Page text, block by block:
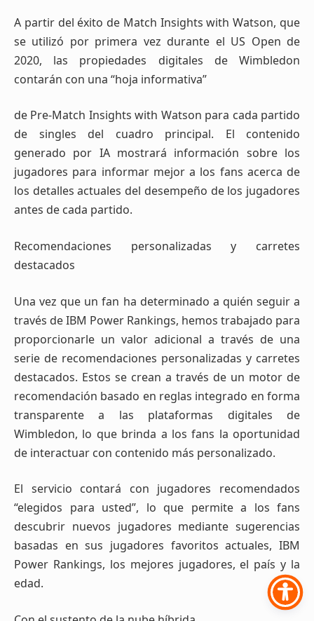
A partir del éxito de Match Insights with Watson, que
se utilizó por primera vez durante el US Open de
2020, las propiedades digitales de Wimbledon
contarán con una “hoja informativa”
de Pre-Match Insights with Watson para cada partido
de singles del cuadro principal. El contenido
generado por IA mostrará información sobre los
jugadores para informar mejor a los fans acerca de
los detalles actuales del desempeño de los jugadores
antes de cada partido.
Recomendaciones personalizadas y carretes
destacados
Una vez que un fan ha determinado a quién seguir a
través de IBM Power Rankings, hemos trabajado para
proporcionarle un valor adicional a través de una
serie de recomendaciones personalizadas y carretes
destacados. Estos se crean a través de un motor de
recomendación basado en reglas integrado en forma
transparente a las plataformas digitales de
Wimbledon, lo que brinda a los fans la oportunidad
de interactuar con contenido más personalizado.
El servicio contará con jugadores recomendados
“elegidos para usted”, lo que permite a los fans
descubrir nuevos jugadores mediante sugerencias
basadas en sus jugadores favoritos actuales, IBM
Power Rankings, los mejores jugadores, el país y la
edad.